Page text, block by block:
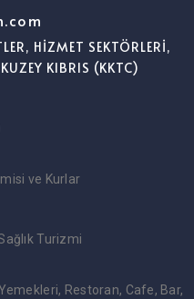
HİZMET SEKTÖRLERİ,
KIBRIS (KKTC)
ve Kurlar
Turizmi
Yemekleri, Restoran, Cafe, Bar,